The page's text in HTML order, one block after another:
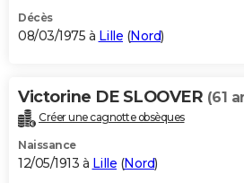
Décès
08/03/1975 à Lille (Nord)
Victorine DE SLOOVER (61
Créer une cagnotte obsèques
Naissance
12/05/1913 à Lille (Nord)